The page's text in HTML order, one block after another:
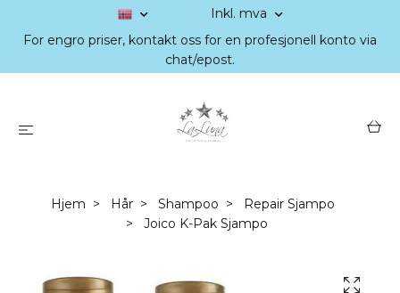
Inkl. mva
For engro priser, kontakt oss for en profesjonell konto via
chat/epost.
Hjem Hår Shampoo
Repair Sjampo
Joico K-Pak Sjampo